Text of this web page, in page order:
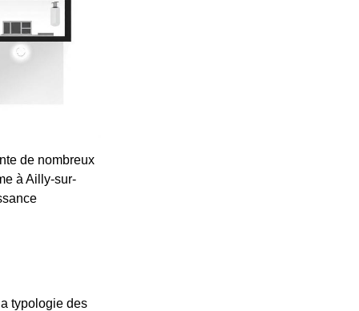
de nombreux
à Ailly-sur-
typologie des